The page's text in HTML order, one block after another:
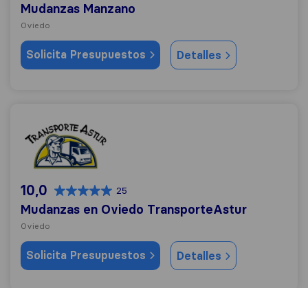
Mudanzas Manzano
Oviedo
Solicita Presupuestos Detalles
Mudanzas en Oviedo TransporteAstur
10,0 25
Mudanzas en Oviedo TransporteAstur
Oviedo
Solicita Presupuestos Detalles